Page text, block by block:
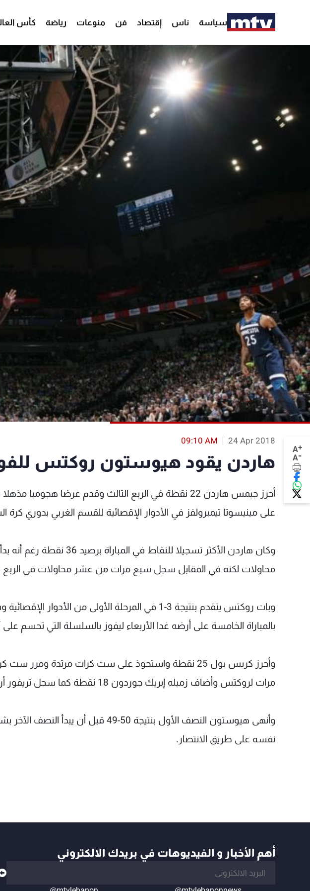
سياسة ناس إقتصاد فن منوعات رياضة كأس
A+
A-
24 Apr 2018
09:10 AM
هاردن يقود هيوستون روكتس
على مينيسوتا تيمبرولفز في الأدوار الإقصائية للقسم الغربي بدوري كرة
وكان هاردن الأكثر تسجيلا
محاولات لكنه في المقابل سجل سبع مرات من عشر محاولات في الربع
وبات روكتس يتقدم بنتيجة 3-1 في المرحلة الأولى من
بالمباراة الخامسة على أرضه غدا الأربعاء ليفوز بالسلسلة التي تحسم
وأحرز كريس بول 25 نقطة واستحوذ على ست كرات مرتدة
مرات لروكتس وأضاف زميله إيريك جوردون 18 نقطة كما سجل تريفور أريزا 15 نقطة.
نفسه على طريق الانتصار.
أهم الأخبار و الفيديوهات في بريدك الالكتروني